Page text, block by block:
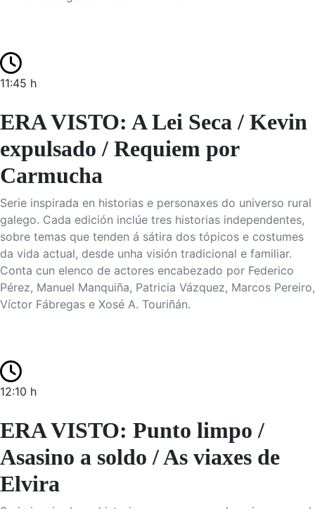
11:45 h
ERA VISTO: A Lei Seca / Kevin
expulsado / Requiem por
Carmucha
Serie inspirada en historias e personaxes do universo rural
galego. Cada edición inclúe tres historias independentes,
sobre temas que tenden á sátira dos tópicos e costumes
da vida actual, desde unha visión tradicional e familiar.
Conta cun elenco de actores encabezado por Federico
Pérez, Manuel Manquiña, Patricia Vázquez, Marcos Pereiro,
Víctor Fábregas e Xosé A. Touriñán.
12:10 h
ERA VISTO: Punto limpo /
Asasino a soldo / As viaxes de
Elvira